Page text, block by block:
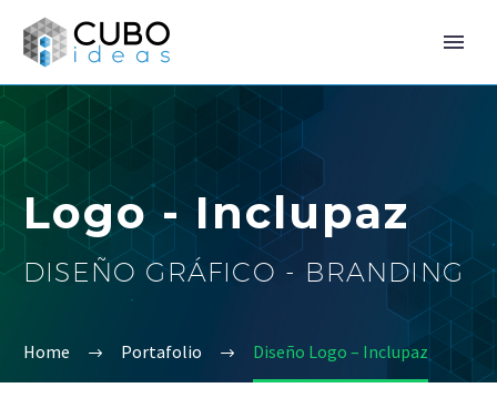
Logo - Inclupaz
DISEÑO GRÁFICO - BRANDING
Home Portafolio Diseño Logo – Inclupaz